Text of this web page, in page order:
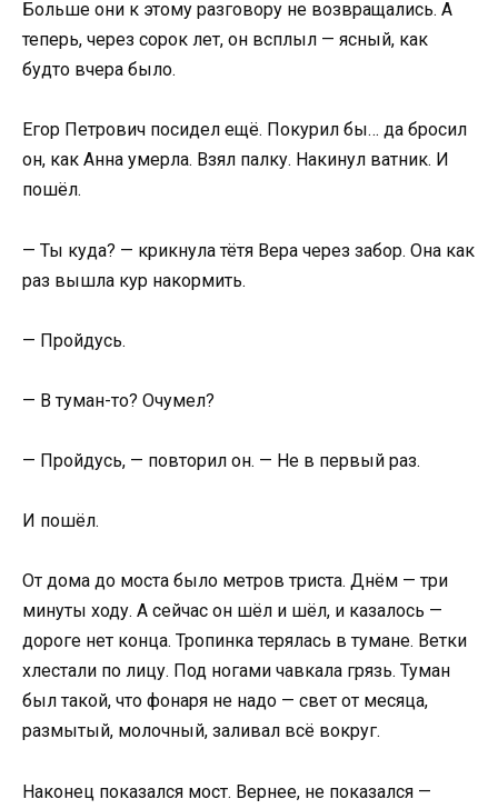
Больше они к этому разговору не возвращались. А
теперь, через сорок лет, он всплыл — ясный, как
будто вчера было.
Егор Петрович посидел ещё. Покурил бы… да бросил
он, как Анна умерла. Взял палку. Накинул ватник. И
пошёл.
— Ты куда? — крикнула тётя Вера через забор. Она как
раз вышла кур накормить.
— Пройдусь.
— В туман-то? Очумел?
— Пройдусь, — повторил он. — Не в первый раз.
И пошёл.
От дома до моста было метров триста. Днём — три
минуты ходу. А сейчас он шёл и шёл, и казалось —
дороге нет конца. Тропинка терялась в тумане. Ветки
хлестали по лицу. Под ногами чавкала грязь. Туман
был такой, что фонаря не надо — свет от месяца,
размытый, молочный, заливал всё вокруг.
Наконец показался мост. Вернее, не показался —